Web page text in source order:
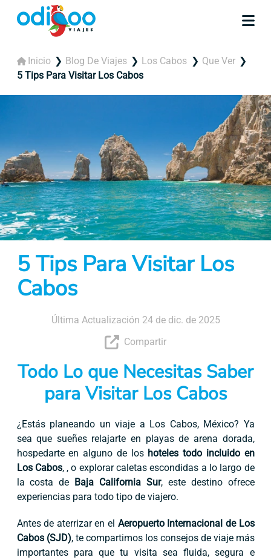
Inicio Blog De Viajes Los Cabos
Que Ver
5 Tips Para Visitar Los Cabos
5 Tips Para Visitar Los
Cabos
Última Actualización 24 de dic. de 2025
Compartir
Todo Lo que Necesitas Saber
para Visitar Los Cabos
¿Estás planeando un viaje a Los Cabos, México? Ya
sea que sueñes relajarte en playas de arena dorada,
hospedarte en alguno de los hoteles todo incluido en
Los Cabos, , o explorar caletas escondidas a lo largo de
la costa de Baja California Sur, este destino ofrece
experiencias para todo tipo de viajero.
Antes de aterrizar en el Aeropuerto Internacional de Los
Cabos (SJD), te compartimos los consejos de viaje más
importantes para que tu visita sea fluida, segura e